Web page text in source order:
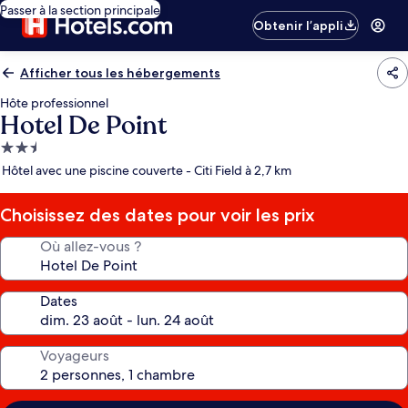
Passer à la section principale
Obtenir l’appli
Afficher tous les hébergements
Hôte professionnel
Hotel De Point
Hébergement
2.5 étoiles
Hôtel avec une piscine couverte - Citi Field à 2,7 km
Choisissez des dates pour voir les prix
Où allez-vous ?
Dates
Voyageurs